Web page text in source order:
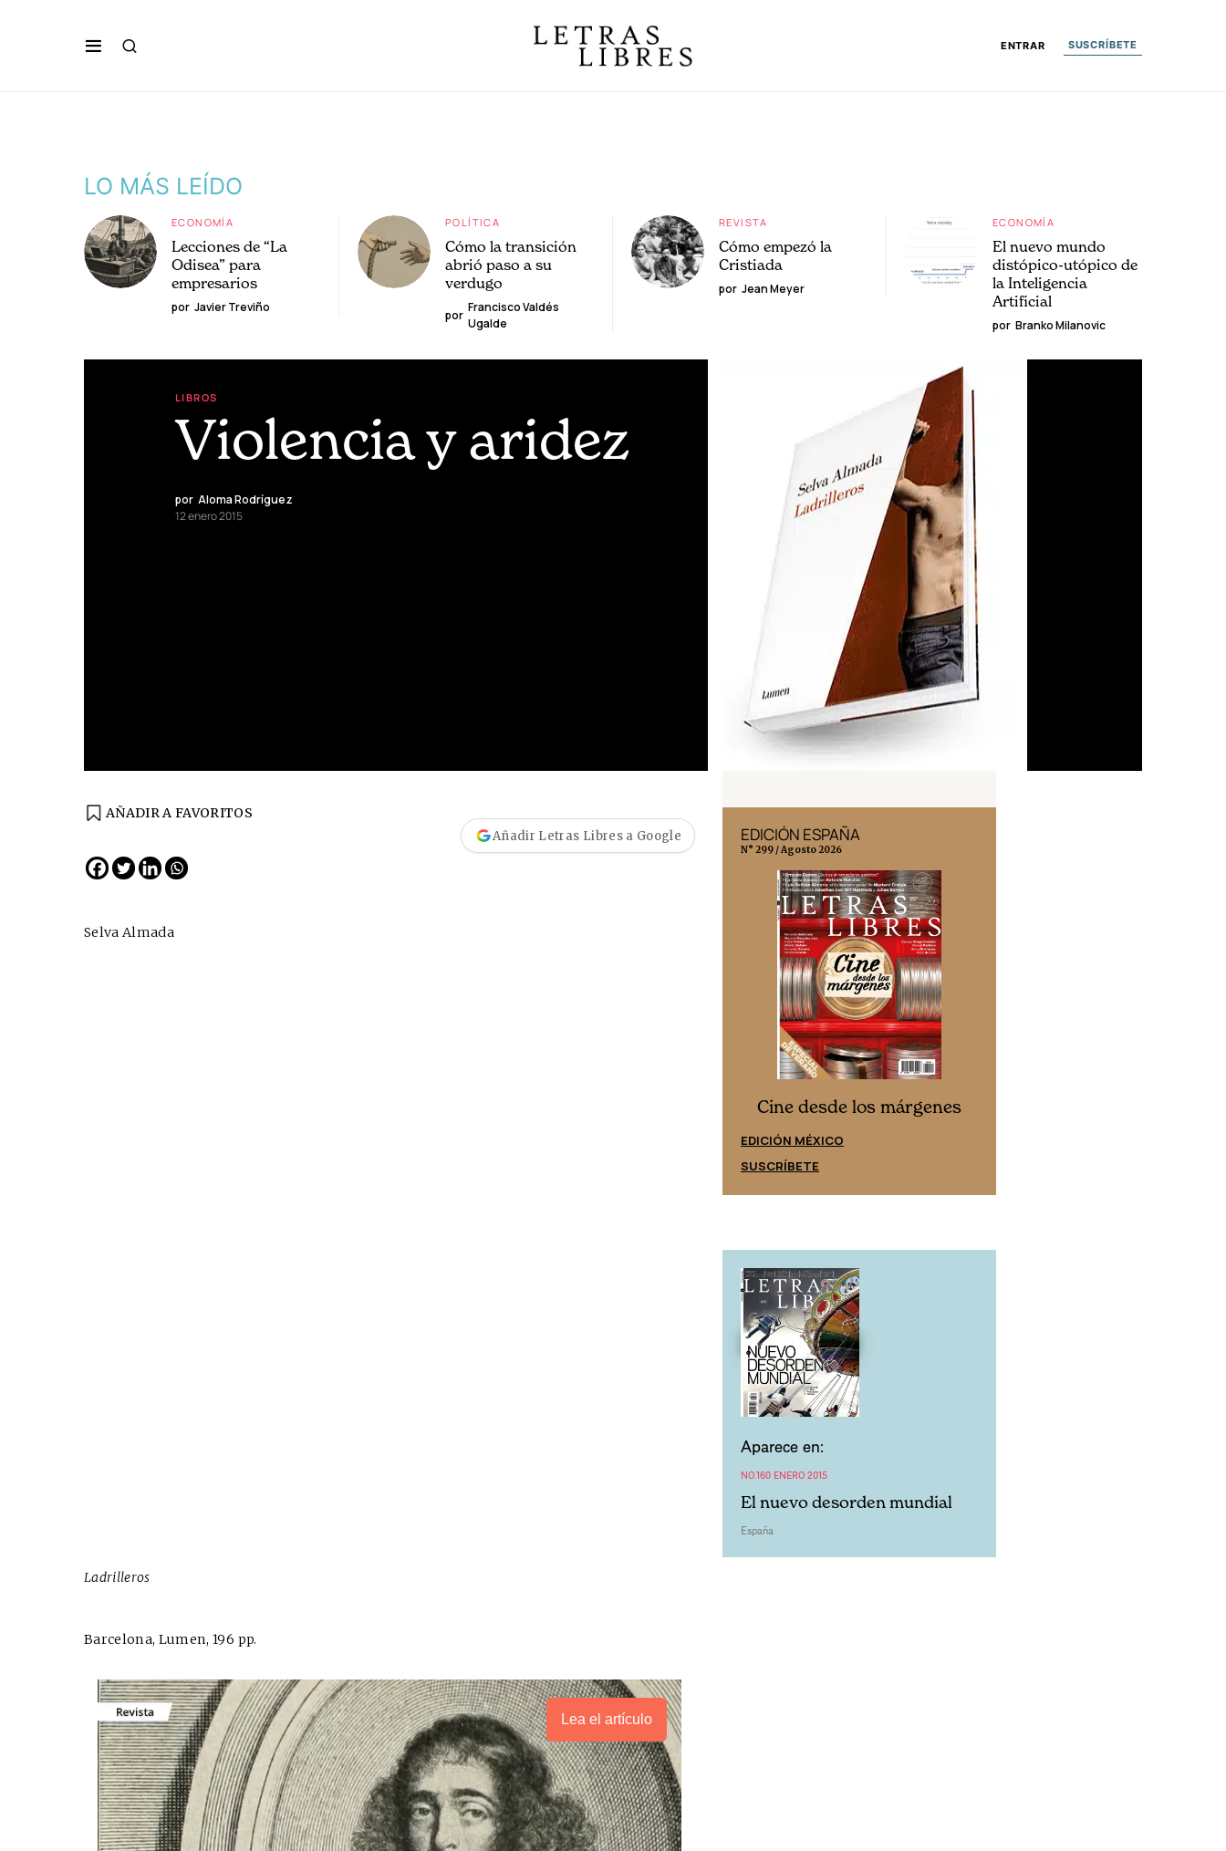
ENTRAR SUSCRÍBETE
LO MÁS LEÍDO
ECONOMÍA
Lecciones de “La
Odisea” para
empresarios
por Javier Treviño
POLÍTICA
Cómo la transición
abrió paso a su
verdugo
por
Francisco Valdés
Ugalde
REVISTA
Cómo empezó la
Cristiada
por Jean Meyer
ECONOMÍA
El nuevo mundo
distópico-utópico de
la Inteligencia
Artificial
por Branko Milanovic
LIBROS
Violencia y aridez
por Aloma Rodríguez
12 enero 2015
AÑADIR A FAVORITOS
Añadir Letras Libres a Google
Selva Almada
Ladrilleros
Barcelona, Lumen, 196 pp.
Lea el artículo
EDICIÓN MÉXICO
N° 332 / Agosto 2026
EDICIÓN ESPAÑA
N° 299 / Agosto 2026
Cine desde los márgenes
EDICIÓN MÉXICO
SUSCRÍBETE
Aparece en:
NO.160 ENERO 2015
El nuevo desorden mundial
España